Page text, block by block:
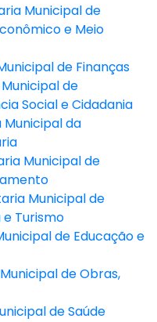
Municipal de
e Meio
de Finanças
de
Social e Cidadania
Municipal da
Municipal de
Municipal de
Turismo
de Educação e
de Obras,
de Saúde